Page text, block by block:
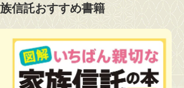
信託おすすめ書籍